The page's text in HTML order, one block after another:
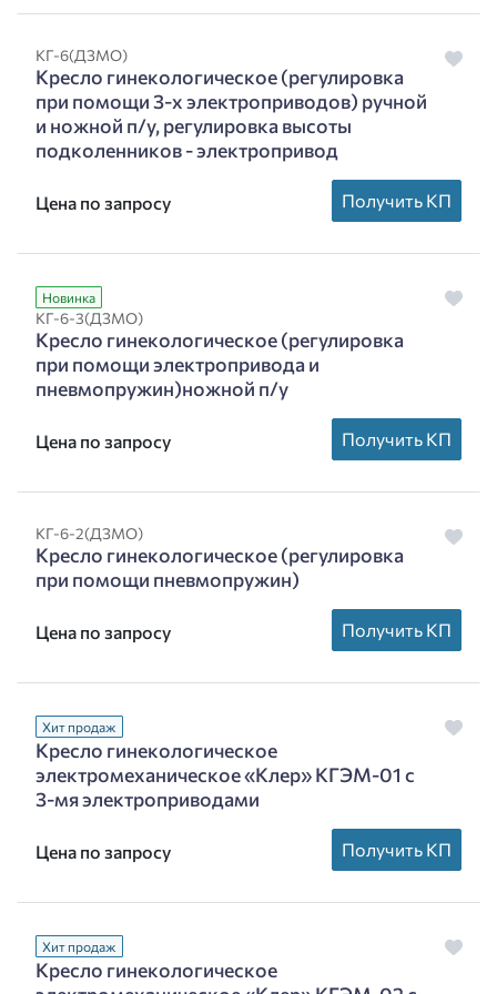
КГ-6(ДЗМО)
Кресло гинекологическое (регулировка
при помощи 3-х электроприводов) ручной
и ножной п/у, регулировка высоты
подколенников - электропривод
Цена по запросу Получить КП
Новинка
КГ-6-3(ДЗМО)
Кресло гинекологическое (регулировка
при помощи электропривода и
пневмопружин)ножной п/у
Цена по запросу Получить КП
КГ-6-2(ДЗМО)
Кресло гинекологическое (регулировка
при помощи пневмопружин)
Цена по запросу Получить КП
Хит продаж
Кресло гинекологическое
электромеханическое «Клер» КГЭМ-01 с
3-мя электроприводами
Цена по запросу Получить КП
Хит продаж
Кресло гинекологическое